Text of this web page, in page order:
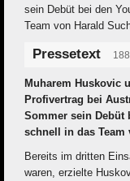
sein Debüt bei den
Team von Harald
Pressetext
Muharem Huskovic
Profivertrag bei
Sommer sein Debüt
schnell in das Team
Bereits im dritten
waren, erzielte